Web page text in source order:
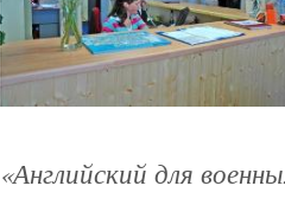
«Английский для